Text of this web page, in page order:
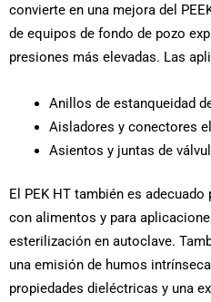
convierte en una mejora del
de equipos de fondo de pozo
presiones más elevadas. Las
Anillos de estanqueidad
Aisladores y conectores
Asientos y juntas de
El PEK HT también es
con alimentos y para
esterilización en autoclave.
una emisión de humos
propiedades dieléctricas y una